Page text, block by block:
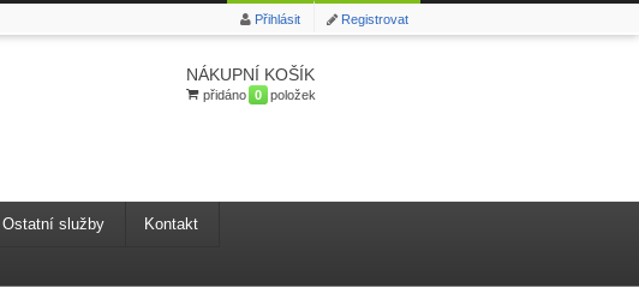
Registrovat
Přihlásit
NÁKUPNÍ KOŠÍK
přidáno 0 položek
Ostatní služby Kontakt